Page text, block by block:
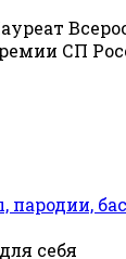
СП
себя